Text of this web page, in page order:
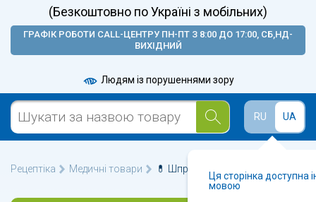
(Безкоштовно по Україні з мобільних)
ГРАФІК РОБОТИ CALL-ЦЕНТРУ ПН-ПТ З 8:00 ДО 17:00, СБ,НД-
ВИХІДНИЙ
Людям із порушеннями зору
RU UA
Ця сторінка доступна
мовою
Рецептіка Медичні товари 💊 Шприци у Енергодарі 🩺